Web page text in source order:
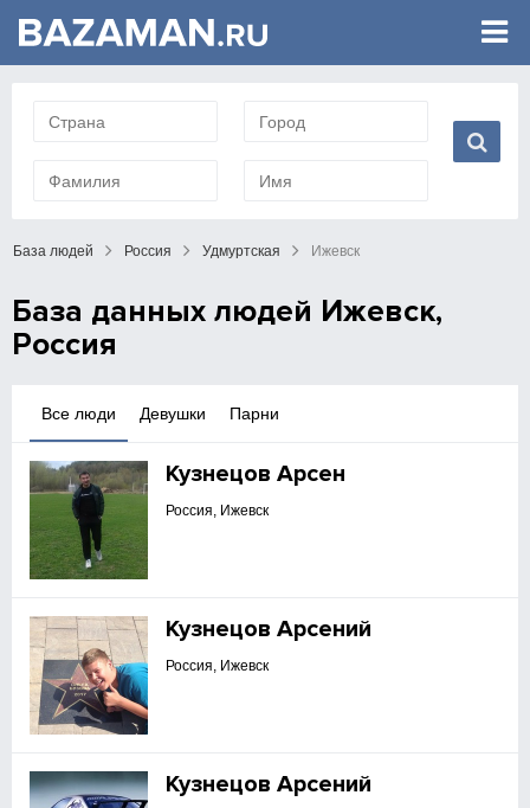
База людей Россия Удмуртская Ижевск
База данных людей Ижевск,
Россия
Парни
Девушки
Все люди
Кузнецов Арсен
Россия, Ижевск
Кузнецов Арсений
Россия, Ижевск
Кузнецов Арсений